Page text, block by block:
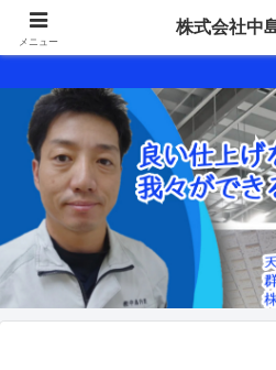
メニュー
株式会社中